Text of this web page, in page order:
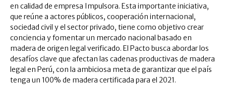
en calidad de empresa Impulsora. Esta importante iniciativa,
que reúne a actores públicos, cooperación internacional,
sociedad civil y el sector privado, tiene como objetivo crear
conciencia y fomentar un mercado nacional basado en
madera de origen legal verificado. El Pacto busca abordar los
desafíos clave que afectan las cadenas productivas de madera
legal en Perú, con la ambiciosa meta de garantizar que el país
tenga un 100% de madera certificada para el 2021.